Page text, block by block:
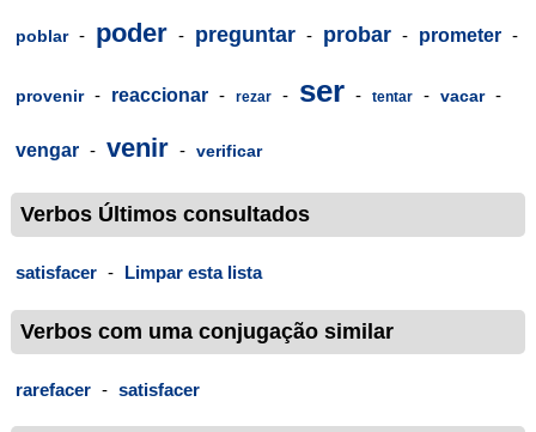
poblar - poder - preguntar - probar - prometer -
provenir - reaccionar - rezar - ser - tentar - vacar -
vengar - venir - verificar
Verbos Últimos consultados
satisfacer - Limpar esta lista
Verbos com uma conjugação similar
rarefacer - satisfacer